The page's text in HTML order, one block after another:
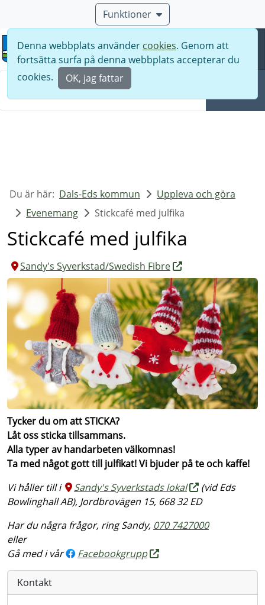
Funktioner
Meny
Denna webbplats använder cookies. Genom att
fortsätta surfa på denna webbplats accepterar du
cookies.
OK, jag fattar
Du är här: Dals-Eds kommun
Uppleva och göra
Evenemang
Stickcafé med julfika
Stickcafé med julfika
Sandy's Syverkstad/Swedish Fibre
Tycker du om att STICKA?
Låt oss sticka tillsammans.
Alla typer av handarbeten välkomnas!
Ta med något gott till julfikat! Vi bjuder på te och kaffe!
Vi håller till i
Sandy's Syverkstads lokal
(vid Eds
Bowlinghall AB), Jordbrovägen 15, 668 32 ED
Har du några frågor, ring Sandy, 070 7427000
eller
Gå med i vår
Facebookgrupp
Kontakt